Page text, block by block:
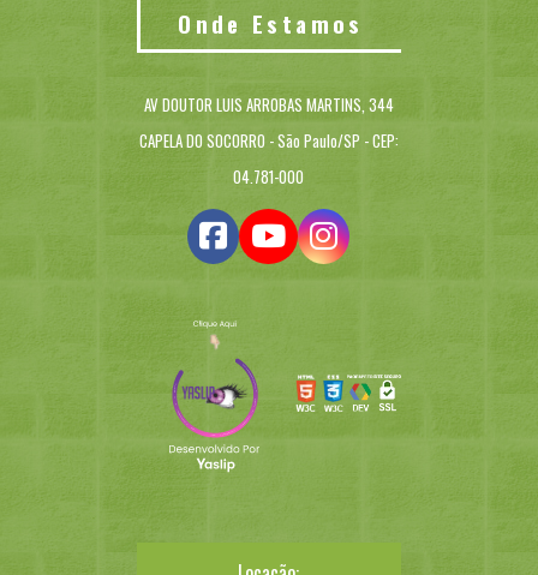
Onde Estamos
AV DOUTOR LUIS ARROBAS MARTINS, 344
CAPELA DO SOCORRO - São Paulo/SP - CEP:
04.781-000